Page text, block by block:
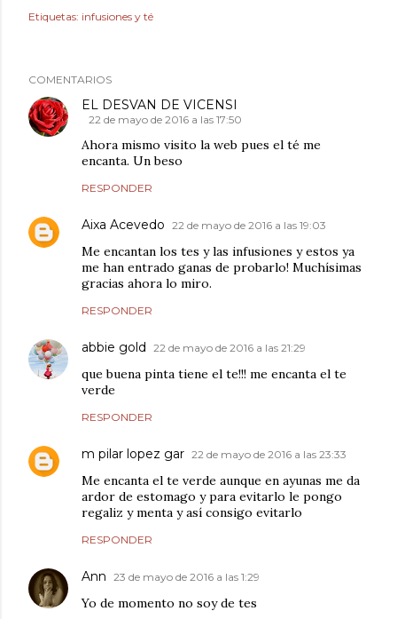
Etiquetas: infusiones y té
COMENTARIOS
EL DESVAN DE VICENSI
22 de mayo de 2016 a las 17:50
Ahora mismo visito la web pues el té me
encanta. Un beso
RESPONDER
Aixa Acevedo 22 de mayo de 2016 a las 19:03
Me encantan los tes y las infusiones y estos ya
me han entrado ganas de probarlo! Muchísimas
gracias ahora lo miro.
RESPONDER
abbie gold 22 de mayo de 2016 a las 21:29
que buena pinta tiene el te!!! me encanta el te
verde
RESPONDER
m pilar lopez gar 22 de mayo de 2016 a las 23:33
Me encanta el te verde aunque en ayunas me da
ardor de estomago y para evitarlo le pongo
regaliz y menta y así consigo evitarlo
RESPONDER
Ann 23 de mayo de 2016 a las 1:29
Yo de momento no soy de tes